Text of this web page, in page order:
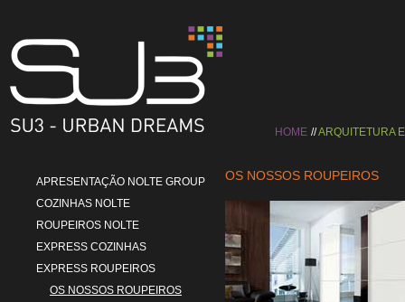
HOME ARQUITETURA
APRESENTAÇÃO NOLTE GROUP
COZINHAS NOLTE
ROUPEIROS NOLTE
EXPRESS COZINHAS
EXPRESS ROUPEIROS
OS NOSSOS ROUPEIROS
OS NOSSOS ROUPEIROS